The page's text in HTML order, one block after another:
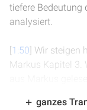
tiefere Bedeutung
analysiert.
[1:50] Wir steigen
Markus Kapitel 3.
und Vers 20
ganzes